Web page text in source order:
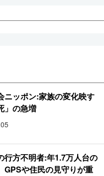
ニッポン:家族の変化映す
」の急増
行方不明者:年1.7万人台の
GPSや住民の見守りが重